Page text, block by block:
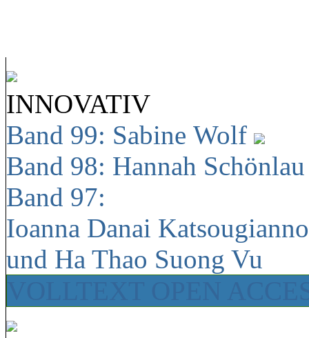
INNOVATIV
Band 99: Sabine Wolf
Band 98: Hannah
Band 97:
Ioanna Danai
und Ha Thao Suong Vu